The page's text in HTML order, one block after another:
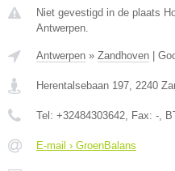
Niet gevestigd in de plaats
Antwerpen.
Antwerpen » Zandhoven
Herentalsebaan 197, 2240
Tel: +32484303642, Fax: -,
E-mail › GroenBalans